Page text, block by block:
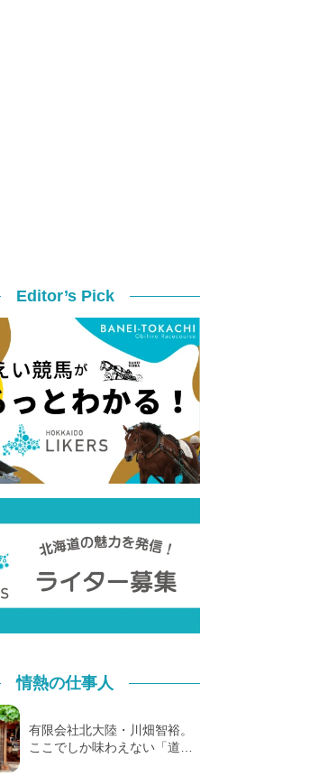
Editor’s Pick
情熱の仕事人
有限会社北大陸・川畑智裕。
ここでしか味わえない「道…